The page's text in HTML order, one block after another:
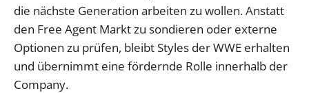
die nächste Generation arbeiten zu wollen. Anstatt
den Free Agent Markt zu sondieren oder externe
Optionen zu prüfen, bleibt Styles der WWE erhalten
und übernimmt eine fördernde Rolle innerhalb der
Company.